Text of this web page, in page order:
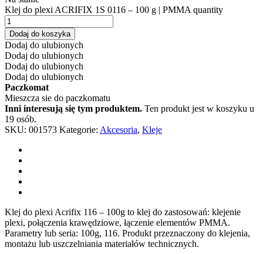
Klej do plexi ACRIFIX 1S 0116 – 100 g | PMMA quantity
Dodaj do koszyka
Dodaj do ulubionych
Dodaj do ulubionych
Dodaj do ulubionych
Dodaj do ulubionych
Paczkomat
Mieszcza sie do paczkomatu
Inni interesują się tym produktem. Ten produkt jest w koszyku u
19 osób.
SKU: 001573 Kategorie: Akcesoria, Kleje
Klej do plexi Acrifix 116 – 100g to klej do zastosowań: klejenie
plexi, połączenia krawędziowe, łączenie elementów PMMA.
Parametry lub seria: 100g, 116. Produkt przeznaczony do klejenia,
montażu lub uszczelniania materiałów technicznych.